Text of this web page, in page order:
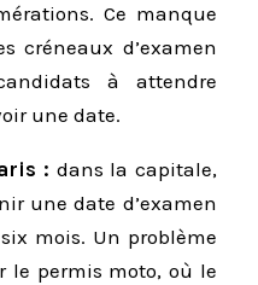
Ce manque
créneaux d’examen
à attendre
une date.
: dans la capitale,
une date d’examen
mois. Un problème
le permis moto, où le